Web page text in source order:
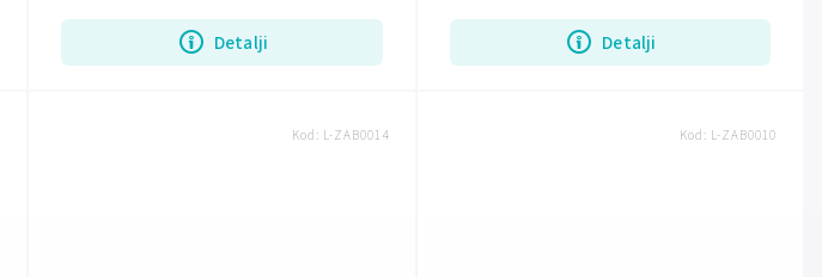
Detalji Detalji
Kod: L-ZAB0014 Kod: L-ZAB0010